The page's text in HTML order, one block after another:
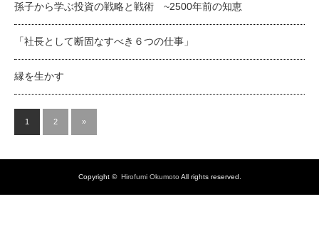
孫子から学ぶ投資の戦略と戦術 ~2500年前の知恵
「社長として断固なすべき６つの仕事」
縁を生かす
1 2 »
Copyright © Hirofumi Okumoto All rights reserved.